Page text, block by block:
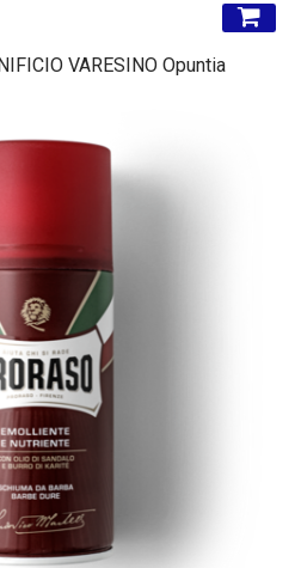
VARESINO Opuntia